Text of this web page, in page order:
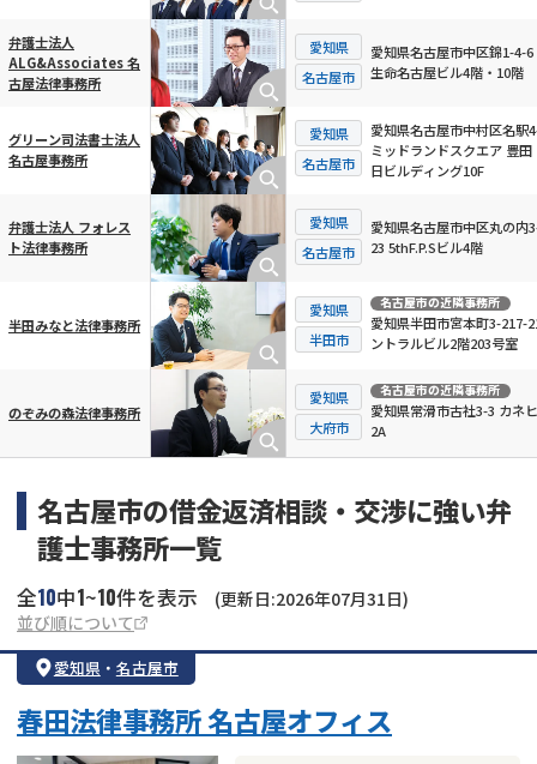
弁護士法人
ALG&Associates 名
古屋法律事務所
愛知県
名古屋市
愛知県名古屋市中区錦1-4-6
生命名古屋ビル4階・10階
グリーン司法書士法人
名古屋事務所
愛知県
名古屋市
愛知県名古屋市中村区名駅
ミッドランドスクエア 豊田
日ビルディング10F
弁護士法人 フォレス
ト法律事務所
愛知県
名古屋市
愛知県名古屋市中区丸の内
23 5thF.P.Sビル4階
半田みなと法律事務所
愛知県
半田市
名古屋市の近隣事務所
愛知県半田市宮本町3-217-
ントラルビル2階203号室
のぞみの森法律事務所
愛知県
大府市
名古屋市の近隣事務所
愛知県常滑市古社3-3 カネ
2A
名古屋市の借金返済相談・交渉に強い弁
護士事務所一覧
全10中1~10件を表示
(更新日:2026年07月31日)
並び順について
愛知県 ・ 名古屋市
春田法律事務所 名古屋オフィス